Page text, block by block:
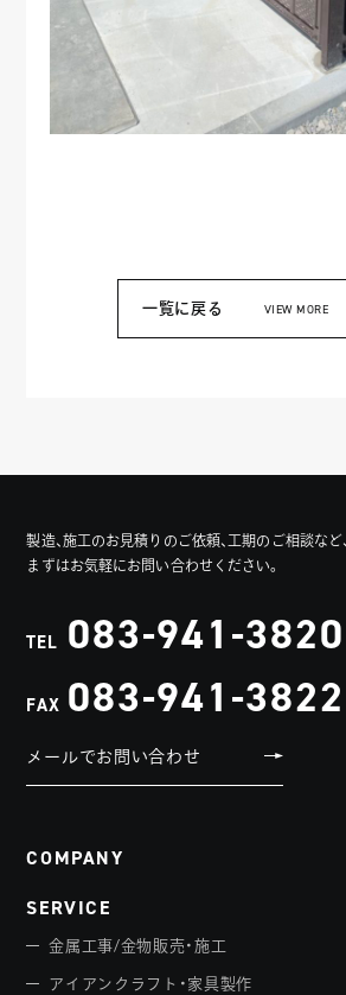
一覧に戻る VIEW MORE
製造、施工のお見積りのご依頼、工期のご相談など、
まずはお気軽にお問い合わせください。
TEL 083-941-3820
FAX 083-941-3822
メールでお問い合わせ
COMPANY
SERVICE
金属工事/金物販売・施工
アイアンクラフト・家具製作